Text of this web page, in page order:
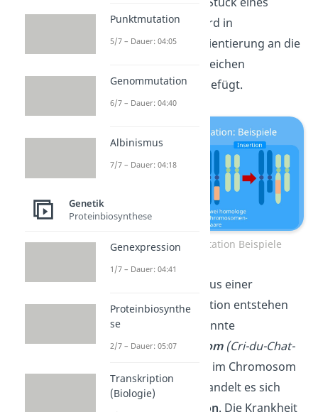
Chromosoms wird in
umgekehrter Orientierung an die
selbe Stelle im gleichen
Chromosom angefügt.
Chromosomenmutation Beispiele
Eine Krankheit, die aus einer
Chromosomenmutation entstehen
kann, ist das sogenannte
Katzenschrei Syndrom (Cri-du-Chat-
. Hier fehlt im Chromosom
5 ein Abschnitt. Es handelt es sich
Deletion. Die Krankheit
Punktmutation
5/7 – Dauer: 04:05
Genommutation
6/7 – Dauer: 04:40
Albinismus
7/7 – Dauer: 04:18
Genetik
Proteinbiosynthese
Genexpression
1/7 – Dauer: 04:41
Proteinbiosynthe
se
2/7 – Dauer: 05:07
Transkription
(Biologie)